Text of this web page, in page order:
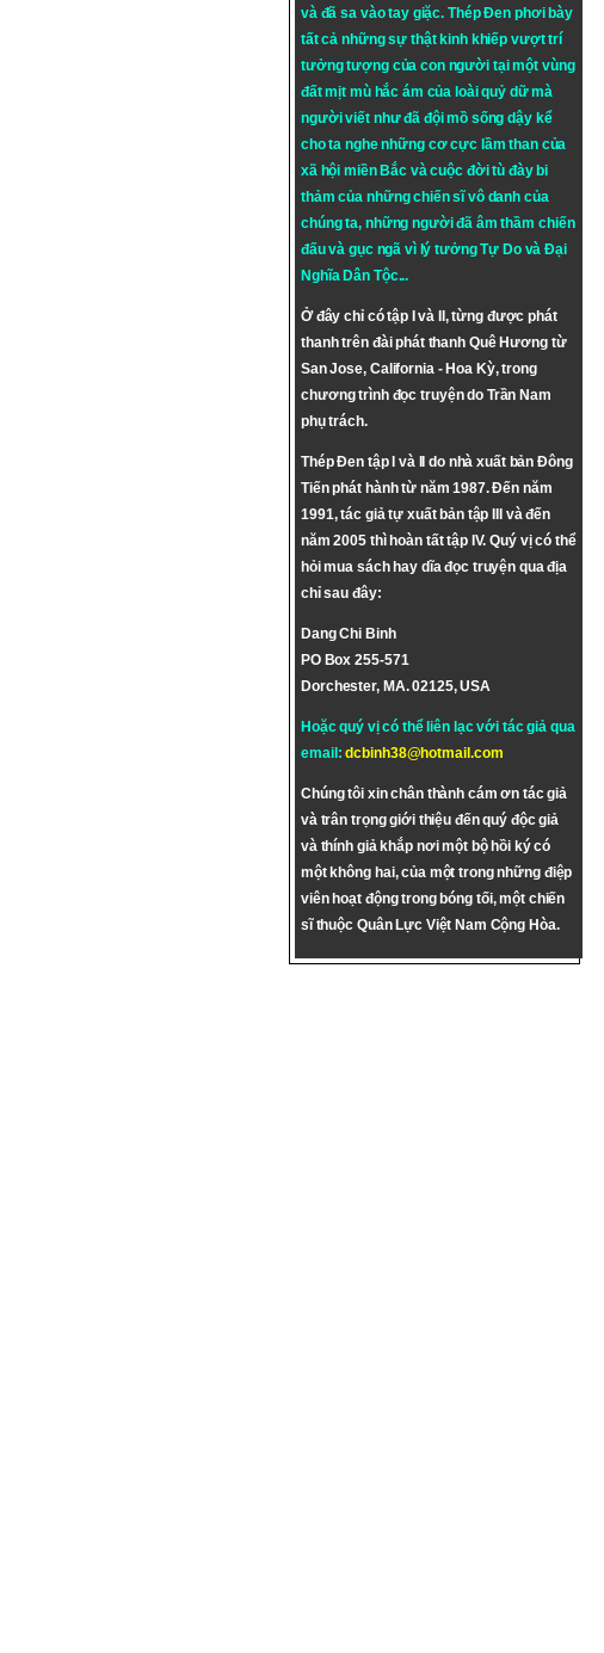
và đã sa vào tay giặc. Thép Đen phơi bày
tất cả những sự thật kinh khiếp vượt trí
tưởng tượng của con người tại một vùng
đất mịt mù hắc ám của loài quỷ dữ mà
người viết như đã đội mồ sống dậy kể
cho ta nghe những cơ cực lầm than của
xã hội miền Bắc và cuộc đời tù đày bi
thảm của những chiến sĩ vô danh của
chúng ta, những người đã âm thầm chiến
đấu và gục ngã vì lý tưởngTự DovàĐại
Nghĩa Dân Tộc...
Ở đây chỉ có tập I và II, từng được phát
thanh trên đài phát thanh Quê Hương từ
San Jose, California - Hoa Kỳ, trong
chương trình đọc truyện do Trần Nam
phụ trách.
Thép Đen tập I và II do nhà xuất bản Đông
Tiến phát hành từ năm 1987. Đến năm
1991, tác giả tự xuất bản tập III và đến
năm 2005 thì hoàn tất tập IV. Quý vị có thể
hỏi mua sách hay dĩa đọc truyện qua địa
chỉ sau đây:
Dang Chi Binh
PO Box 255-571
Dorchester, MA. 02125, USA
Hoặc quý vị có thể liên lạc với tác giả qua
email:dcbinh38@hotmail.com
Chúng tôi xin chân thành cám ơn tác giả
và trân trọng giới thiệu đến quý độc giả
và thính giả khắp nơi một bộ hồi ký có
một không hai, của một trong những điệp
viên hoạt động trong bóng tối, một chiến
sĩ thuộc Quân Lực Việt Nam Cộng Hòa.